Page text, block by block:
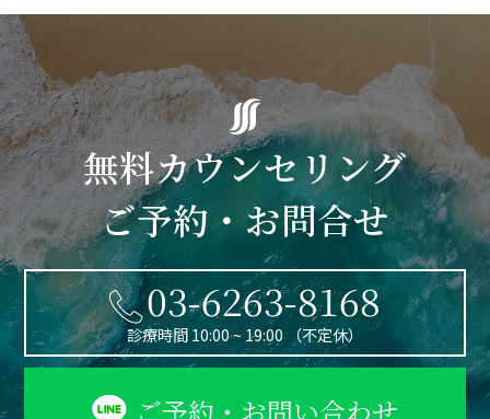
無料カウンセリング
ご予約・お問合せ
03-6263-8168
診療時間 10:00 ~ 19:00 （不定休）
ご予約・お問い合わせ